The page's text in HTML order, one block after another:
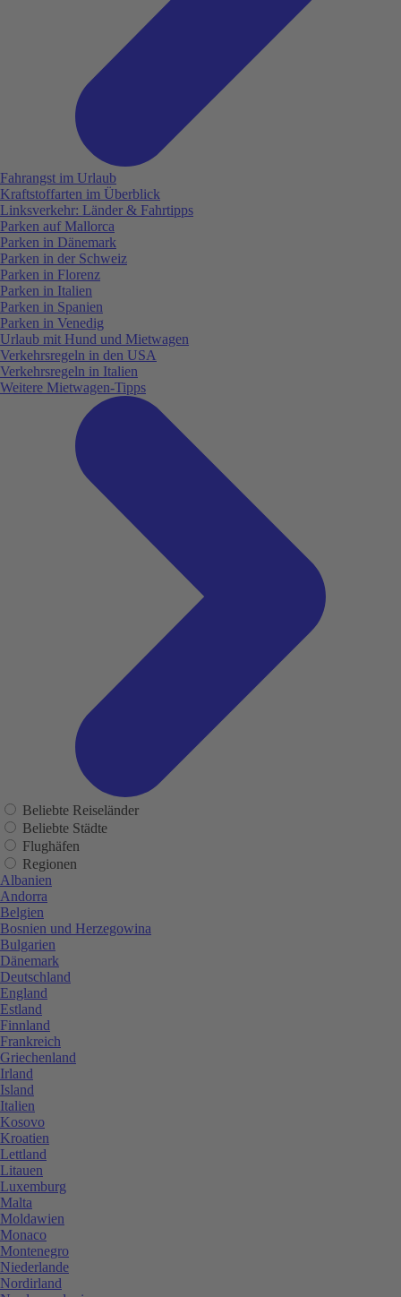
Fahrangst im Urlaub
Kraftstoffarten im Überblick
Linksverkehr: Länder & Fahrtipps
Parken auf Mallorca
Parken in Dänemark
Parken in der Schweiz
Parken in Florenz
Parken in Italien
Parken in Spanien
Parken in Venedig
Urlaub mit Hund und Mietwagen
Verkehrsregeln in den USA
Verkehrsregeln in Italien
Weitere Mietwagen-Tipps
Beliebte Reiseländer
Beliebte Städte
Flughäfen
Regionen
Albanien
Andorra
Belgien
Bosnien und Herzegowina
Bulgarien
Dänemark
Deutschland
England
Estland
Finnland
Frankreich
Griechenland
Irland
Island
Italien
Kosovo
Kroatien
Lettland
Litauen
Luxemburg
Malta
Moldawien
Monaco
Montenegro
Niederlande
Nordirland